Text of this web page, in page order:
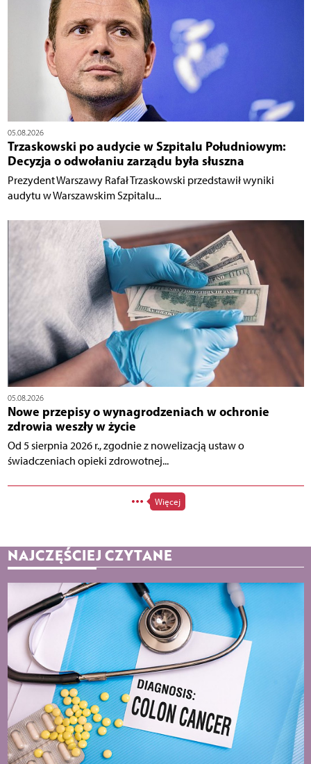
05.08.2026
Trzaskowski po audycie w Szpitalu Południowym:
Decyzja o odwołaniu zarządu była słuszna
Prezydent Warszawy Rafał Trzaskowski przedstawił wyniki
audytu w Warszawskim Szpitalu...
05.08.2026
Nowe przepisy o wynagrodzeniach w ochronie
zdrowia weszły w życie
Od 5 sierpnia 2026 r., zgodnie z nowelizacją ustaw o
świadczeniach opieki zdrowotnej...
Więcej
NAJCZĘŚCIEJ CZYTANE